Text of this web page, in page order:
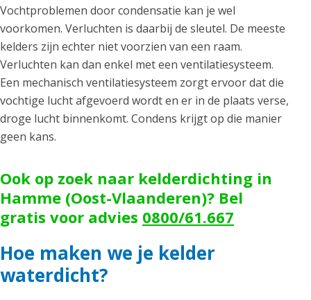
Vochtproblemen door condensatie kan je wel
voorkomen. Verluchten is daarbij de sleutel. De meeste
kelders zijn echter niet voorzien van een raam.
Verluchten kan dan enkel met een ventilatiesysteem.
Een mechanisch ventilatiesysteem zorgt ervoor dat die
vochtige lucht afgevoerd wordt en er in de plaats verse,
droge lucht binnenkomt. Condens krijgt op die manier
geen kans.
Ook op zoek naar kelderdichting in
Hamme (Oost-Vlaanderen)? Bel
gratis voor advies 0800/61.667
Hoe maken we je kelder
waterdicht?